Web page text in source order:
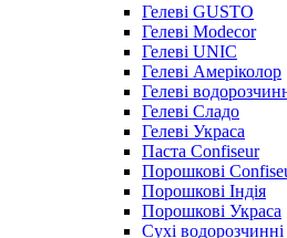
Гелеві GUSTO
Гелеві Modecor
Гелеві UNIC
Гелеві Амеріколор
Гелеві
Гелеві Сладо
Гелеві Украса
Паста Confiseur
Порошкові
Порошкові Індія
Порошкові Украса
Сухі